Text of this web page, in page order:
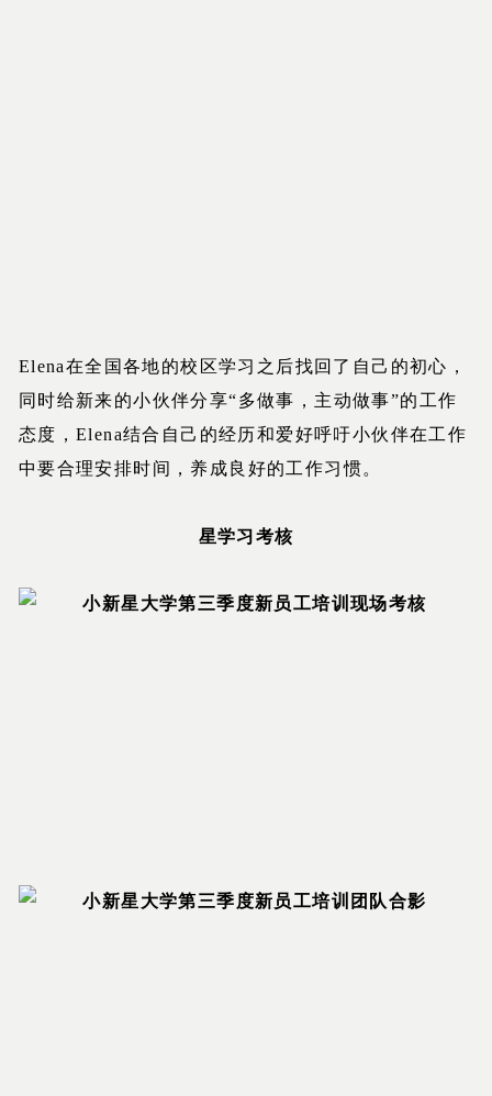
Elena在全国各地的校区学习之后找回了自己的初心，
同时给新来的小伙伴分享“多做事，主动做事”的工作
态度，Elena结合自己的经历和爱好呼吁小伙伴在工作
中要合理安排时间，养成良好的工作习惯。
星学习考核